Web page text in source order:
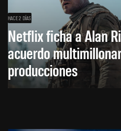
HACE 2 DÍAS
Netflix ficha a Alan
acuerdo
producciones